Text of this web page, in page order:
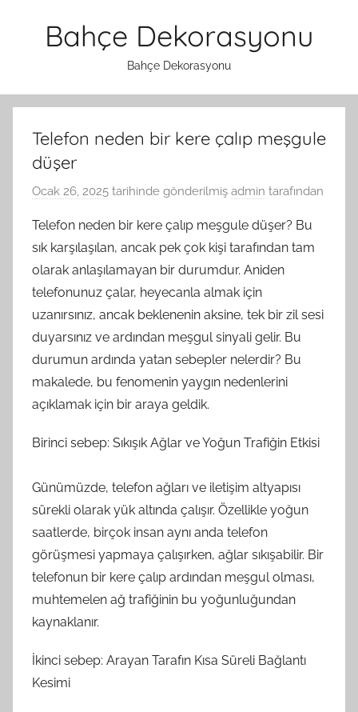
Bahçe Dekorasyonu
Bahçe Dekorasyonu
Telefon neden bir kere çalıp meşgule
düşer
Ocak 26, 2025 tarihinde gönderilmiş admin tarafından
Telefon neden bir kere çalıp meşgule düşer? Bu
sık karşılaşılan, ancak pek çok kişi tarafından tam
olarak anlaşılamayan bir durumdur. Aniden
telefonunuz çalar, heyecanla almak için
uzanırsınız, ancak beklenenin aksine, tek bir zil sesi
duyarsınız ve ardından meşgul sinyali gelir. Bu
durumun ardında yatan sebepler nelerdir? Bu
makalede, bu fenomenin yaygın nedenlerini
açıklamak için bir araya geldik.
Birinci sebep: Sıkışık Ağlar ve Yoğun Trafiğin Etkisi
Günümüzde, telefon ağları ve iletişim altyapısı
sürekli olarak yük altında çalışır. Özellikle yoğun
saatlerde, birçok insan aynı anda telefon
görüşmesi yapmaya çalışırken, ağlar sıkışabilir. Bir
telefonun bir kere çalıp ardından meşgul olması,
muhtemelen ağ trafiğinin bu yoğunluğundan
kaynaklanır.
İkinci sebep: Arayan Tarafın Kısa Süreli Bağlantı
Kesimi